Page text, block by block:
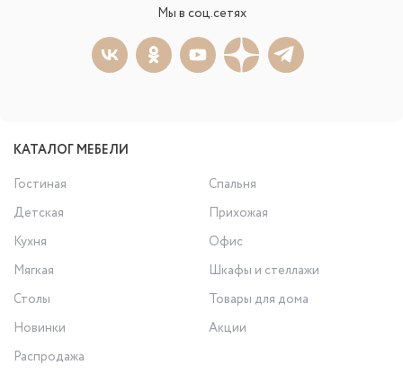
Мы в соц.сетях
КАТАЛОГ МЕБЕЛИ
Гостиная
Спальня
Детская
Прихожая
Кухня
Офис
Мягкая
Шкафы и стеллажи
Столы
Товары для дома
Новинки
Акции
Распродажа